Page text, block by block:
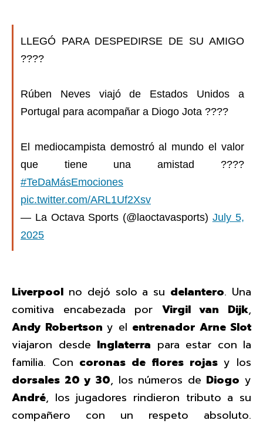
LLEGÓ PARA DESPEDIRSE DE SU AMIGO
????
Rúben Neves viajó de Estados Unidos a
Portugal para acompañar a Diogo Jota ????️
El mediocampista demostró al mundo el valor
que tiene una amistad ????
#TeDaMásEmociones
pic.twitter.com/ARL1Uf2Xsv
— La Octava Sports (@laoctavasports) July 5,
2025
Liverpool no dejó solo a su delantero. Una
comitiva encabezada por Virgil van Dijk,
Andy Robertsony el entrenador Arne Slot
viajaron desde Inglaterra para estar con la
familia. Con coronas de flores rojasy los
dorsales 20 y 30, los números de Diogo y
André, los jugadores rindieron tributo a su
compañero con un respeto absoluto.